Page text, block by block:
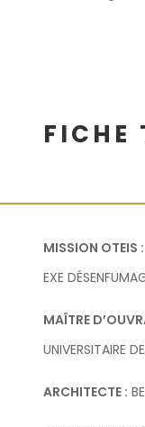
FICHE
MISSION OTEIS :
EXE
MAÎTRE
UNIVERSITAIRE
ARCHITECTE :